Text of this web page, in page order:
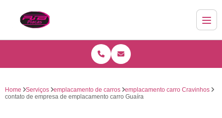
Home Serviços emplacamento de carros
emplacamento carro Cravinhos
contato de empresa de emplacamento carro Guaíra